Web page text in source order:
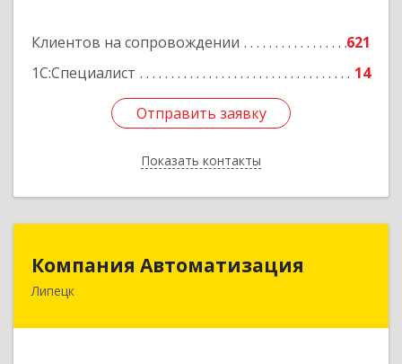
Клиентов на сопровождении
621
1С:Специалист
14
Отправить заявку
Показать контакты
Отправить заявку
Назад
Компания Автоматизация
Липецк398001, Липецкая обл, Липецк г, Победы пл,